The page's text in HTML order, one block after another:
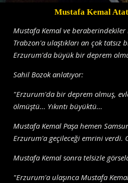
Mustafa Kemal
Mustafa Kemal ve
Trabzon'a ulaştıkları an çok tatsız
Erzurum'da büyük bir deprem
Sahil Bozok anlatıyor:
"Erzurum'da bir deprem olmuş,
ölmüştü... Yıkıntı büyüktü...
Mustafa Kemal Paşa hemen
Erzurum'a geçileceği emrini verdi.
Mustafa Kemal sonra telsizle
"Erzurum'a ulaşınca Mustafa